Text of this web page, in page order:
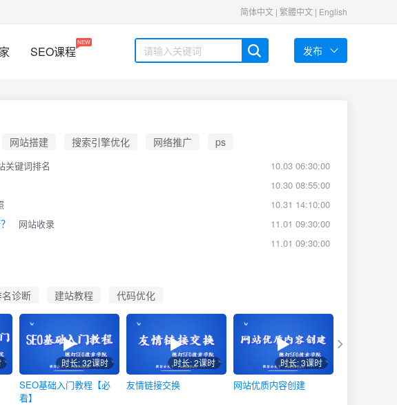
简体中文 | 繁體中文 | English
SEO课程
NEW
发布
20课时
网站搭建 搜索引擎优化 网络推广
ps
关键词排名 10.03 06:30:00
10.30 08:55:00
10.31 14:10:00
网站收录 11.01 09:30:00
11.01 09:30:00
诊断 建站教程 代码优化
时长: 32课时
SEO基础入门教程【必
看】
时长: 2课时
友情链接交换
时长: 3课时
网站优质内容创建